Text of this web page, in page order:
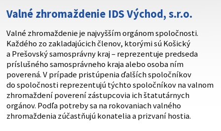
cez zabezpečenú webovú stránku. Zabezpečená stránka
vždy začína https:// pred názvom domény webového sídla.
Valné zhromaždenie IDS Východ, s.r.o.
Valné zhromaždenie je najvyšším orgánom spoločnosti.
Každého zo zakladajúcich členov, ktorými sú Košický
a Prešovský samosprávny kraj – reprezentuje predseda
príslušného samosprávneho kraja alebo osoba ním
poverená. V prípade pristúpenia ďalších spoločníkov
do spoločnosti reprezentujú týchto spoločníkov na valnom
zhromaždení poverení zástupcovia ich štatutárnych
orgánov. Podľa potreby sa na rokovaniach valného
zhromaždenia zúčastňujú konatelia a prizvaní hostia.